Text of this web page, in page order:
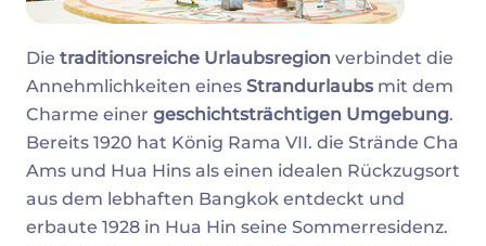
Die traditionsreiche Urlaubsregion verbindet die
Annehmlichkeiten eines Strandurlaubsmit dem
Charme einer geschichtsträchtigen Umgebung.
Bereits 1920 hat König Rama VII. die Strände Cha
Ams und Hua Hins als einen idealen Rückzugsort
aus dem lebhaften Bangkok entdeckt und
erbaute 1928 in Hua Hin seine Sommerresidenz.